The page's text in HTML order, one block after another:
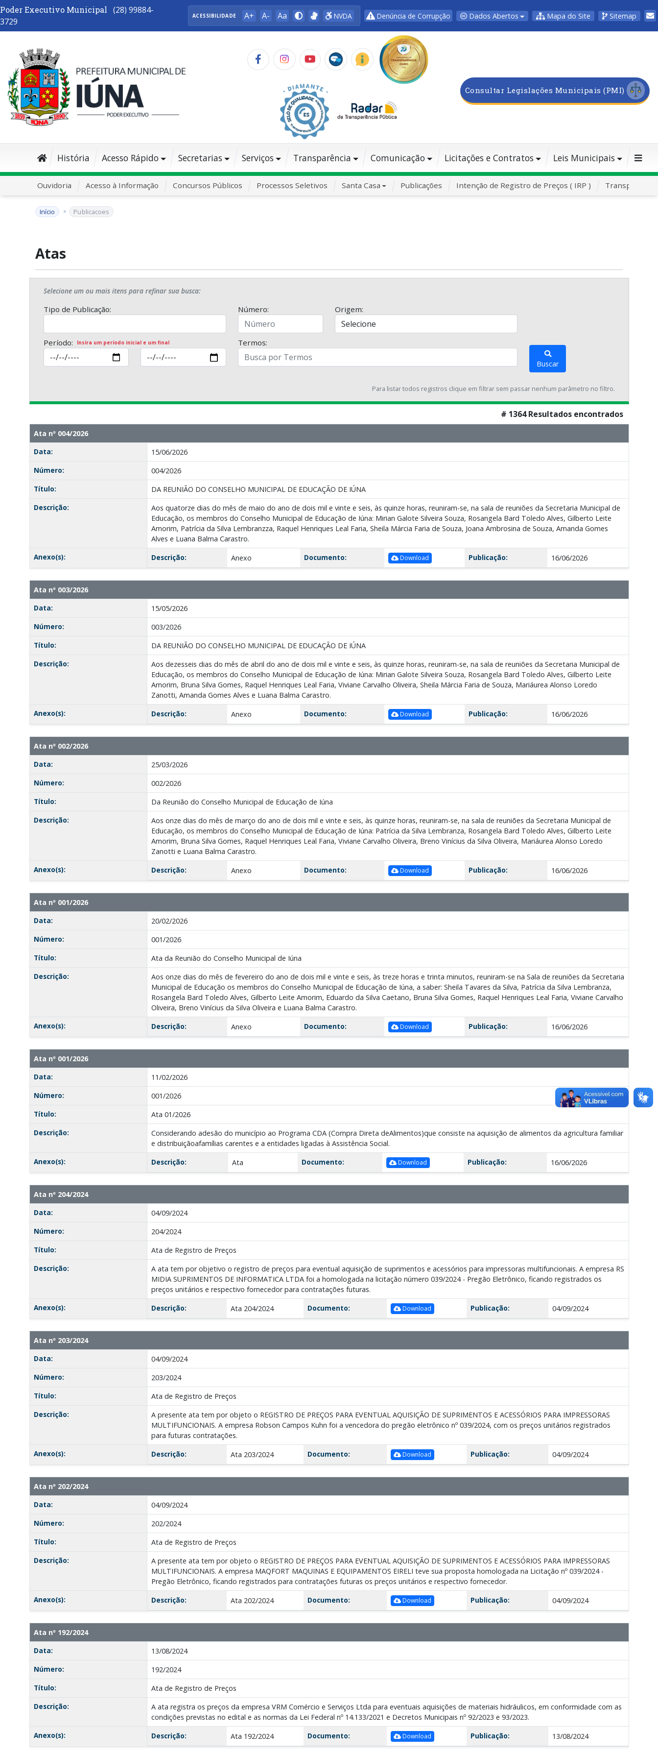
Poder Executivo Municipal
(28) 99884-
3729
ACESSIBILIDADE A+ A- Aa NVDA Denúncia de Corrupção Dados Abertos Mapa do Site Sitemap
Consultar Legislações Municipais (PMI)
História Acesso Rápido Secretarias Serviços Transparência Comunicação Licitações e Contratos Leis Municipais
Ouvidoria Acesso à Informação Concursos Públicos Processos Seletivos Santa Casa Publicações Intenção de Registro de Preços ( IRP ) Transporte
Início Publicacoes
Atas
Selecione um ou mais itens para refinar sua busca:
Tipo de Publicação: Número: Origem:
Período: Insira um período inicial e um final Termos:
Buscar
Para listar todos registros clique em filtrar sem passar nenhum parâmetro no filtro.
# 1364 Resultados encontrados
Ata nº 004/2026
Data:
15/06/2026
Número:
004/2026
Título:
DA REUNIÃO DO CONSELHO MUNICIPAL DE EDUCAÇÃO DE IÚNA
Descrição:
Aos quatorze dias do mês de maio do ano de dois mil e vinte e seis, às quinze horas, reuniram-se, na sala de reuniões da Secretaria Municipal de
Educação, os membros do Conselho Municipal de Educação de Iúna: Mirian Galote Silveira Souza, Rosangela Bard Toledo Alves, Gilberto Leite
Amorim, Patrícia da Silva Lembranzza, Raquel Henriques Leal Faria, Sheila Márcia Faria de Souza, Joana Ambrosina de Souza, Amanda Gomes
Alves e Luana Balma Carastro.
Anexo(s):
Descrição: Anexo Documento: Download Publicação: 16/06/2026
Ata nº 003/2026
Data:
15/05/2026
Número:
003/2026
Título:
DA REUNIÃO DO CONSELHO MUNICIPAL DE EDUCAÇÃO DE IÚNA
Descrição:
Aos dezesseis dias do mês de abril do ano de dois mil e vinte e seis, às quinze horas, reuniram-se, na sala de reuniões da Secretaria Municipal de
Educação, os membros do Conselho Municipal de Educação de Iúna: Mirian Galote Silveira Souza, Rosangela Bard Toledo Alves, Gilberto Leite
Amorim, Bruna Silva Gomes, Raquel Henriques Leal Faria, Viviane Carvalho Oliveira, Sheila Márcia Faria de Souza, Mariáurea Alonso Loredo
Zanotti, Amanda Gomes Alves e Luana Balma Carastro.
Anexo(s):
Descrição: Anexo Documento: Download Publicação: 16/06/2026
Ata nº 002/2026
Data:
25/03/2026
Número:
002/2026
Título:
Da Reunião do Conselho Municipal de Educação de Iúna
Descrição:
Aos onze dias do mês de março do ano de dois mil e vinte e seis, às quinze horas, reuniram-se, na sala de reuniões da Secretaria Municipal de
Educação, os membros do Conselho Municipal de Educação de Iúna: Patrícia da Silva Lembranza, Rosangela Bard Toledo Alves, Gilberto Leite
Amorim, Bruna Silva Gomes, Raquel Henriques Leal Faria, Viviane Carvalho Oliveira, Breno Vinícius da Silva Oliveira, Mariáurea Alonso Loredo
Zanotti e Luana Balma Carastro.
Anexo(s):
Descrição: Anexo Documento: Download Publicação: 16/06/2026
Ata nº 001/2026
Data:
20/02/2026
Número:
001/2026
Título:
Ata da Reunião do Conselho Municipal de Iúna
Descrição:
Aos onze dias do mês de fevereiro do ano de dois mil e vinte e seis, às treze horas e trinta minutos, reuniram-se na Sala de reuniões da Secretaria
Municipal de Educação os membros do Conselho Municipal de Educação de Iúna, a saber: Sheila Tavares da Silva, Patrícia da Silva Lembranza,
Rosangela Bard Toledo Alves, Gilberto Leite Amorim, Eduardo da Silva Caetano, Bruna Silva Gomes, Raquel Henriques Leal Faria, Viviane Carvalho
Oliveira, Breno Vinícius da Silva Oliveira e Luana Balma Carastro.
Anexo(s):
Descrição: Anexo Documento: Download Publicação: 16/06/2026
Ata nº 001/2026
Data:
11/02/2026
Número:
001/2026
Título:
Ata 01/2026
Descrição:
Considerando adesão do município ao Programa CDA (Compra Direta deAlimentos)que consiste na aquisição de alimentos da agricultura familiar
e distribuiçãoafamílias carentes e a entidades ligadas à Assistência Social.
Anexo(s):
Descrição: Ata Documento: Download Publicação: 16/06/2026
Ata nº 204/2024
Data:
04/09/2024
Número:
204/2024
Título:
Ata de Registro de Preços
Descrição:
A ata tem por objetivo o registro de preços para eventual aquisição de suprimentos e acessórios para impressoras multifuncionais. A empresa RS
MIDIA SUPRIMENTOS DE INFORMATICA LTDA foi a homologada na licitação número 039/2024 - Pregão Eletrônico, ficando registrados os
preços unitários e respectivo fornecedor para contratações futuras.
Anexo(s):
Descrição: Ata 204/2024 Documento: Download Publicação: 04/09/2024
Ata nº 203/2024
Data:
04/09/2024
Número:
203/2024
Título:
Ata de Registro de Preços
Descrição:
A presente ata tem por objeto o REGISTRO DE PREÇOS PARA EVENTUAL AQUISIÇÃO DE SUPRIMENTOS E ACESSÓRIOS PARA IMPRESSORAS
MULTIFUNCIONAIS. A empresa Robson Campos Kuhn foi a vencedora do pregão eletrônico nº 039/2024, com os preços unitários registrados
para futuras contratações.
Anexo(s):
Descrição: Ata 203/2024 Documento: Download Publicação: 04/09/2024
Ata nº 202/2024
Data:
04/09/2024
Número:
202/2024
Título:
Ata de Registro de Preços
Descrição:
A presente ata tem por objeto o REGISTRO DE PREÇOS PARA EVENTUAL AQUISIÇÃO DE SUPRIMENTOS E ACESSÓRIOS PARA IMPRESSORAS
MULTIFUNCIONAIS. A empresa MAQFORT MAQUINAS E EQUIPAMENTOS EIRELI teve sua proposta homologada na Licitação nº 039/2024 -
Pregão Eletrônico, ficando registrados para contratações futuras os preços unitários e respectivo fornecedor.
Anexo(s):
Descrição: Ata 202/2024 Documento: Download Publicação: 04/09/2024
Ata nº 192/2024
Data:
13/08/2024
Número:
192/2024
Título:
Ata de Registro de Preços
Descrição:
A ata registra os preços da empresa VRM Comércio e Serviços Ltda para eventuais aquisições de materiais hidráulicos, em conformidade com as
condições previstas no edital e as normas da Lei Federal nº 14.133/2021 e Decretos Municipais nº 92/2023 e 93/2023.
Anexo(s):
Descrição: Ata 192/2024 Documento: Download Publicação: 13/08/2024